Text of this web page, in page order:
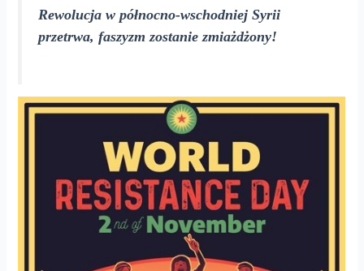
Rewolucja w północno-wschodniej Syrii
przetrwa, faszyzm zostanie zmiażdżony!